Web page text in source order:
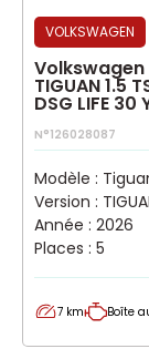
VOLKSWAGEN
Volkswagen
TIGUAN 1.5
DSG LIFE 30
N°126028087
Modèle :
Version :
Année : 2026
Places : 5
7 km Boîte